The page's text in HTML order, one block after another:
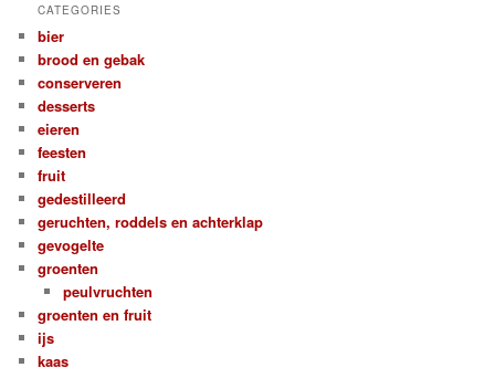
CATEGORIES
bier
brood en gebak
conserveren
desserts
eieren
feesten
fruit
gedestilleerd
geruchten, roddels en achterklap
gevogelte
groenten
peulvruchten
groenten en fruit
ijs
kaas